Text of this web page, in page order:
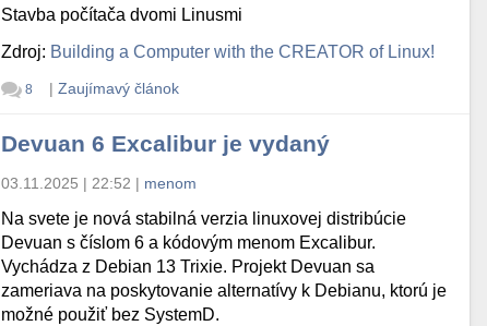
Stavba počítača dvomi Linusmi
Zdroj: Building a Computer with the CREATOR of Linux!
8 | Zaujímavý článok
Devuan 6 Excalibur je vydaný
03.11.2025 | 22:52 | menom
Na svete je nová stabilná verzia linuxovej distribúcie
Devuan s číslom 6 a kódovým menom Excalibur.
Vychádza z Debian 13 Trixie. Projekt Devuan sa
zameriava na poskytovanie alternatívy k Debianu, ktorú je
možné použiť bez SystemD.